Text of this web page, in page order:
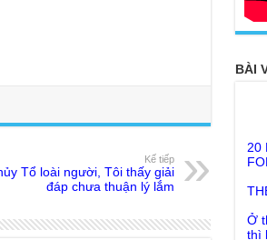
Kế tiếp
Tổ loài người, Tôi thấy giải
đáp chưa thuận lý lắm
BÀI
Ở